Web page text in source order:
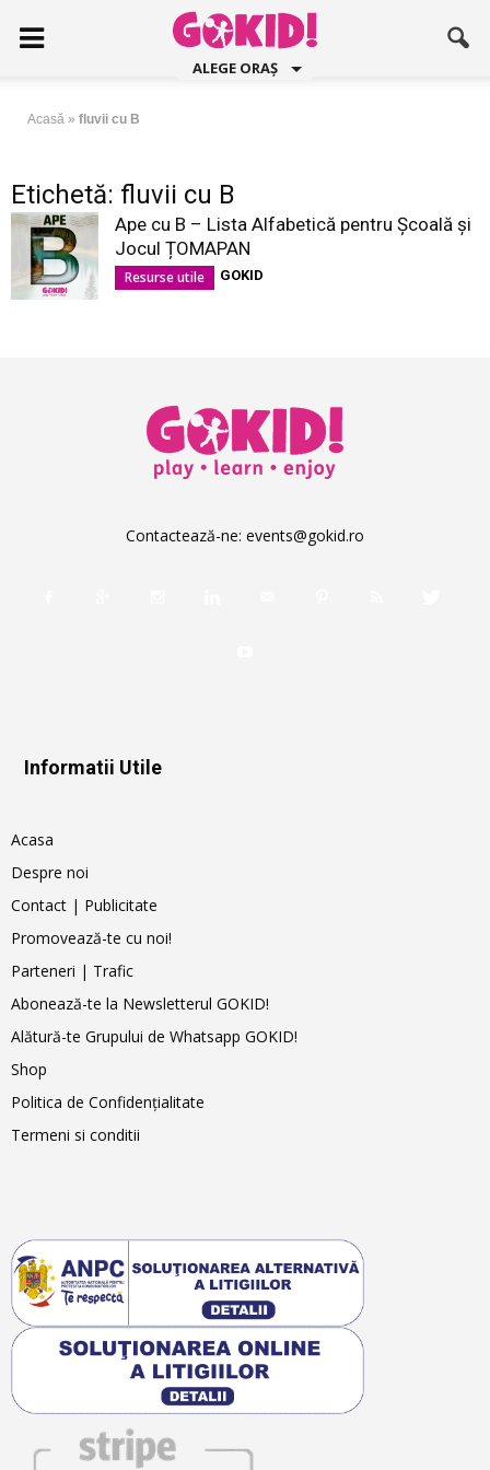
ALEGE ORAȘ
Acasă » fluvii cu B
Etichetă: fluvii cu B
Ape cu B – Lista Alfabetică pentru Școală și
Jocul ȚOMAPAN
Resurse utile GOKID
Contactează-ne: events@gokid.ro
Informatii Utile
Acasa
Despre noi
Contact | Publicitate
Promovează-te cu noi!
Parteneri | Trafic
Abonează-te la Newsletterul GOKID!
Alătură-te Grupului de Whatsapp GOKID!
Shop
Politica de Confidențialitate
Termeni si conditii